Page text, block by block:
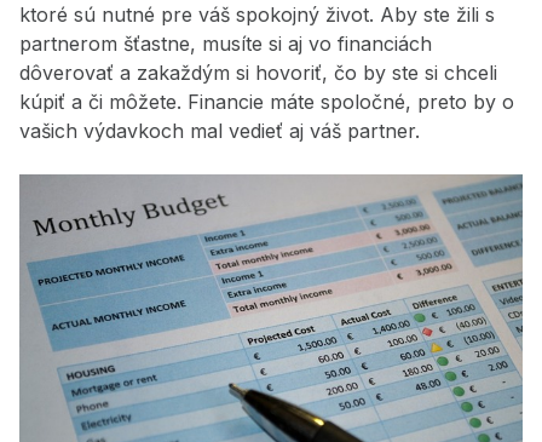
ktoré sú nutné pre váš spokojný život. Aby ste žili s
partnerom šťastne, musíte si aj vo financiách
dôverovať a zakaždým si hovoriť, čo by ste si chceli
kúpiť a či môžete. Financie máte spoločné, preto by o
vašich výdavkoch mal vedieť aj váš partner.